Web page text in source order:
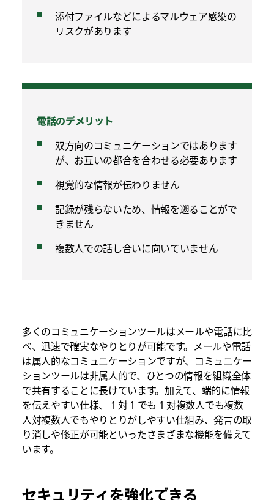
添付ファイルなどによるマルウェア感染の
リスクがあります
電話のデメリット
双方向のコミュニケーションではあります
が、お互いの都合を合わせる必要あります
視覚的な情報が伝わりません
記録が残らないため、情報を遡ることがで
きません
複数人での話し合いに向いていません
多くのコミュニケーションツールはメールや電話に比
べ、迅速で確実なやりとりが可能です。メールや電話
は属人的なコミュニケーションですが、コミュニケー
ションツールは非属人的で、ひとつの情報を組織全体
で共有することに長けています。加えて、端的に情報
を伝えやすい仕様、 1 対 1 でも 1 対複数人でも複数
人対複数人でもやりとりがしやすい仕組み、発言の取
り消しや修正が可能といったさまざまな機能を備えて
います。
セキュリティを強化できる